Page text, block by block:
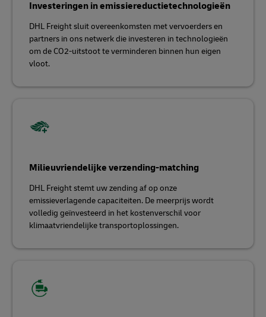
Investeringen in emissiereductietechnologieën
DHL Freight sluit overeenkomsten met vervoerders en
partners in ons netwerk die investeren in technologieën
om de CO2-uitstoot te verminderen binnen hun eigen
vloot.
Milieuvriendelijke verzending-matching
DHL Freight stemt uw zending af op onze
emissieverlagende capaciteiten. De meerprijs wordt
volledig geïnvesteerd in het kostenverschil voor
klimaatvriendelijke transportoplossingen.